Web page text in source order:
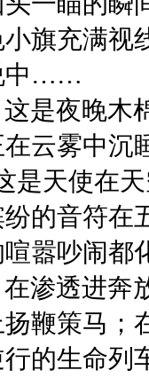
旗充满视
中……
是夜晚木
云雾中沉
是天使在
的音符在
喧嚣吵闹
渗透进奔
鞭策马；
的生命列